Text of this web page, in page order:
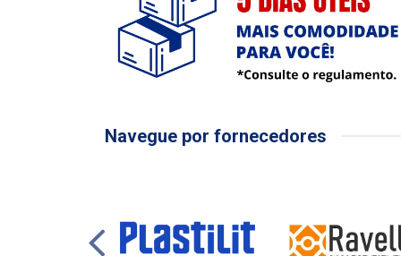
Navegue por fornecedores